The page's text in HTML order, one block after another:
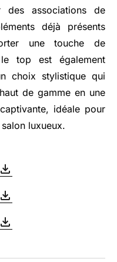
des associations de
déjà présents
une touche de
le top est également
choix stylistique qui
de gamme en une
idéale pour
luxueux.